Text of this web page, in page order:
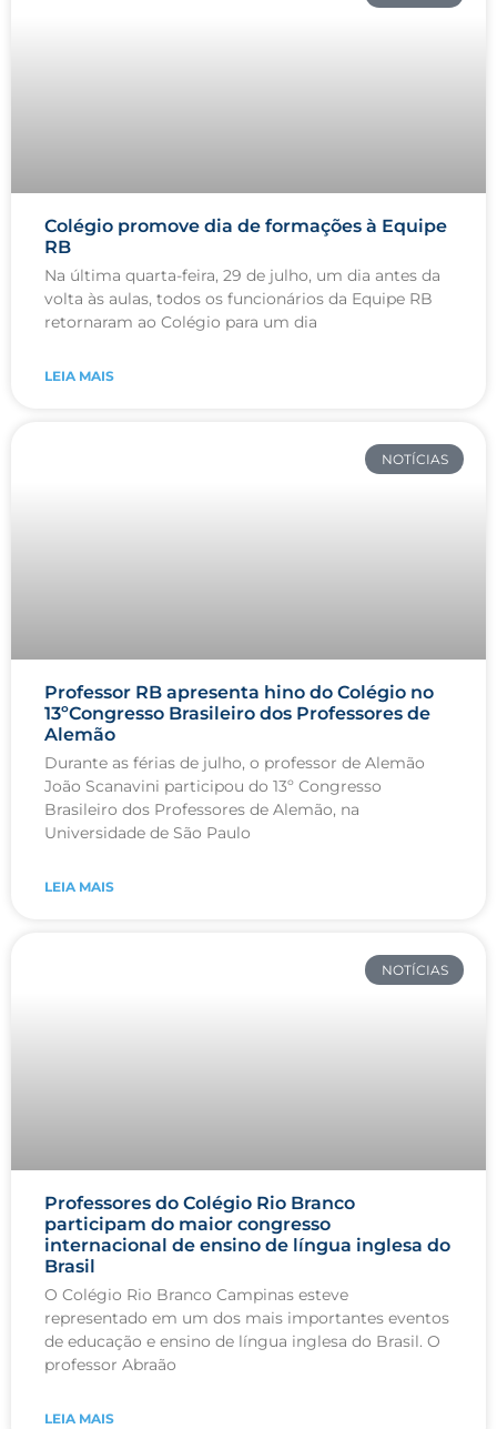
Colégio promove dia de formações à Equipe
RB
Na última quarta-feira, 29 de julho, um dia antes da
volta às aulas, todos os funcionários da Equipe RB
retornaram ao Colégio para um dia
LEIA MAIS
NOTÍCIAS
Professor RB apresenta hino do Colégio no
13ºCongresso Brasileiro dos Professores de
Alemão
Durante as férias de julho, o professor de Alemão
João Scanavini participou do 13º Congresso
Brasileiro dos Professores de Alemão, na
Universidade de São Paulo
LEIA MAIS
NOTÍCIAS
Professores do Colégio Rio Branco
participam do maior congresso
internacional de ensino de língua inglesa do
Brasil
O Colégio Rio Branco Campinas esteve
representado em um dos mais importantes eventos
de educação e ensino de língua inglesa do Brasil. O
professor Abraão
LEIA MAIS